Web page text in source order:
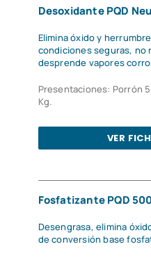
Desoxidante PQD
Elimina óxido y
condiciones seguras, no
desprende vapores
Presentaciones: Porrón
Kg.
VER
Fosfatizante PQD 500
Desengrasa, elimina
de conversión base